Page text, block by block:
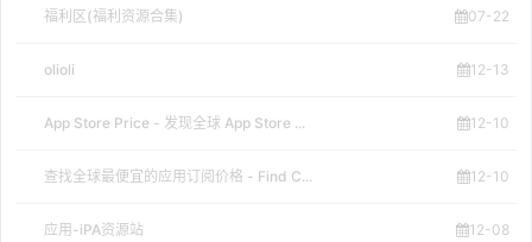
福利区(福利资源合集) 07-22
olioli 12-13
App Store Price - 发现全球 App Store ... 12-10
查找全球最便宜的应用订阅价格 - Find C... 12-10
应用-iPA资源站 12-08